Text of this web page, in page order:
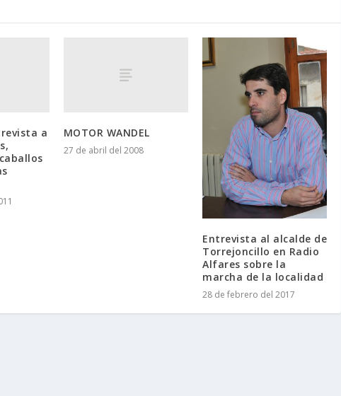
a
MOTOR WANDEL
27 de abril del 2008
Entrevista al alcalde de
Torrejoncillo en Radio
Alfares sobre la
marcha de la localidad
28 de febrero del 2017